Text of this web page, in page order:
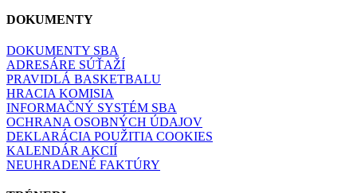
DOKUMENTY
DOKUMENTY SBA
ADRESÁRE SÚŤAŽÍ
PRAVIDLÁ BASKETBALU
HRACIA KOMISIA
INFORMAČNÝ SYSTÉM SBA
OCHRANA OSOBNÝCH ÚDAJOV
DEKLARÁCIA POUŽITIA COOKIES
KALENDÁR AKCIÍ
NEUHRADENÉ FAKTÚRY